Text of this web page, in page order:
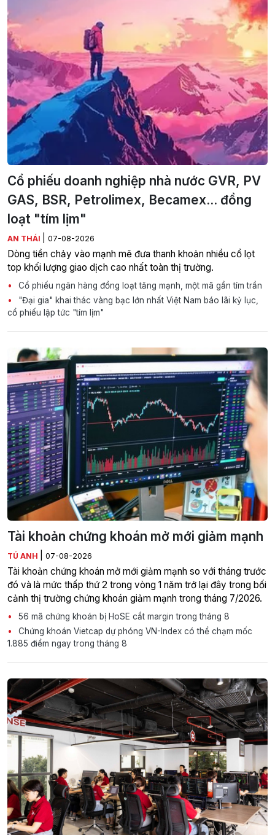
Cổ phiếu doanh nghiệp nhà nước GVR, PV
GAS, BSR, Petrolimex, Becamex... đồng
loạt "tím lịm"
AN THÁI 07-08-2026
Dòng tiền chảy vào mạnh mẽ đưa thanh khoản nhiều cổ lọt
top khối lượng giao dịch cao nhất toàn thị trường.
Cổ phiếu ngân hàng đồng loạt tăng mạnh, một mã gần tím trần
"Đại gia" khai thác vàng bạc lớn nhất Việt Nam báo lãi kỷ lục,
cổ phiếu lập tức "tím lịm"
Tài khoản chứng khoán mở mới giảm mạnh
TÚ ANH 07-08-2026
Tài khoản chứng khoán mở mới giảm mạnh so với tháng trước
đó và là mức thấp thứ 2 trong vòng 1 năm trở lại đây trong bối
cảnh thị trường chứng khoán giảm mạnh trong tháng 7/2026.
56 mã chứng khoán bị HoSE cắt margin trong tháng 8
Chứng khoán Vietcap dự phóng VN-Index có thể chạm mốc
1.885 điểm ngay trong tháng 8